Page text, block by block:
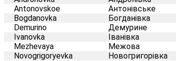
Antonovskoe
Антонівське
Bogdanovka
Богданівка
Demurino
Демурине
Ivanovka
Іванівка
Mezhevaya
Межова
Novogrigoryevka
Новогригорівка